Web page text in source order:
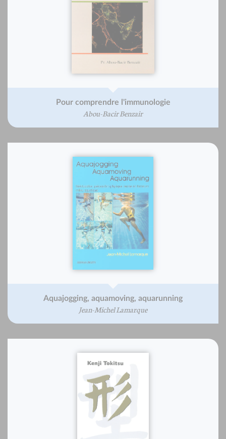
Pour comprendre l'immunologie
Abou-Bacir Benzair
Aquajogging, aquamoving, aquarunning
Jean-Michel Lamarque